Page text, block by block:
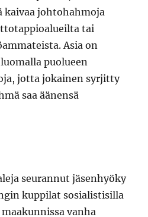
johtohahmoja
tai
Asia on
puolueen
jotta jokainen syrjitty
saa äänensä
seurannut jäsenhyöky
kuppilat sosialistisilla
vanha